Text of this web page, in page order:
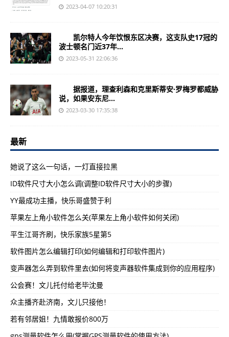
2023-04-07 10:20:31
凯尔特人今年饮恨东区决赛，这支队史17冠的
波士顿名门近37年...
2023-05-31 22:06:36
据报道，理查利森和克里斯蒂安·罗梅罗都威胁
说，如果安东尼...
2023-03-30 17:35:38
最新
她说了这么一句话，一灯直接拉黑
ID软件尺寸大小怎么调(调整ID软件尺寸大小的步骤)
YY最成功主播，快乐哥盛赞于利
苹果左上角小软件怎么关(苹果左上角小软件如何关闭)
平生江哥齐刷，快乐家族5星第5
软件图片怎么编辑打印(如何编辑和打印软件图片)
变声器怎么弄到软件里去(如何将变声器软件集成到你的应用程序)
公会赛！文儿托付给老毕沈曼
众主播齐赴济南，文儿只接他！
若有邻居姐！九情敢报价800万